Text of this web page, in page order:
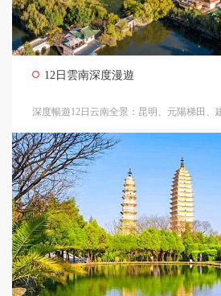
12日雲南深度漫遊
深度暢遊12日云南全景：昆明、元陽梯田、